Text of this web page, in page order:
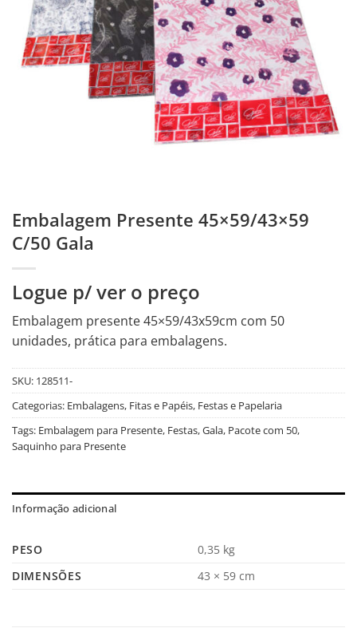
Embalagem Presente 45×59/43×59
C/50 Gala
Logue p/ ver o preço
Embalagem presente 45×59/43x59cm com 50
unidades, prática para embalagens.
SKU: 128511-
Categorias: Embalagens, Fitas e Papéis, Festas e Papelaria
Tags: Embalagem para Presente, Festas,Gala, Pacote com 50,
Saquinho para Presente
Informação adicional
PESO
0,35 kg
DIMENSÕES
43 × 59 cm